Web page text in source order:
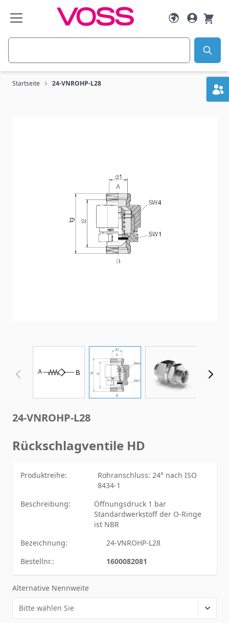
Zum Inhalt springen
Suche
Startseite 24-VNROHP-L28
View larger imageView larger image
24-VNROHP-L28
Rückschlagventile HD
Produktreihe:
Rohranschluss: 24° nach ISO
8434-1
Beschreibung:
Öffnungsdruck 1 bar
Standardwerkstoff der O-Ringe
ist NBR
Bezeichnung:
24-VNROHP-L28
Bestellnr.:
1600082081
Alternative Nennweite